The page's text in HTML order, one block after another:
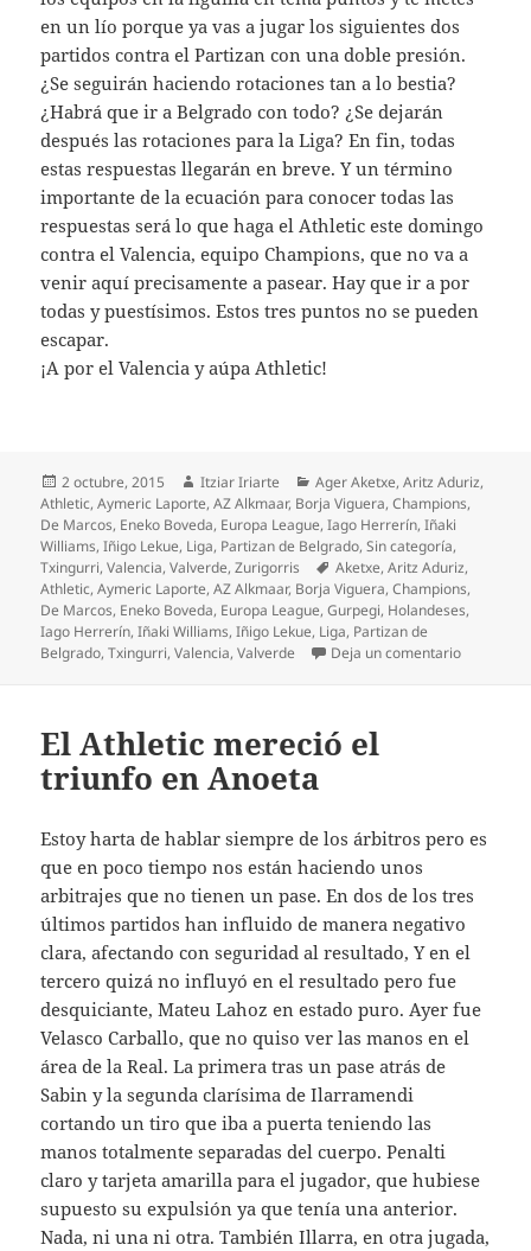
en un lío porque ya vas a jugar los siguientes dos
partidos contra el Partizan con una doble presión.
¿Se seguirán haciendo rotaciones tan a lo bestia?
¿Habrá que ir a Belgrado con todo? ¿Se dejarán
después las rotaciones para la Liga? En fin, todas
estas respuestas llegarán en breve. Y un término
importante de la ecuación para conocer todas las
respuestas será lo que haga el Athletic este domingo
contra el Valencia, equipo Champions, que no va a
venir aquí precisamente a pasear. Hay que ir a por
todas y puestísimos. Estos tres puntos no se pueden
escapar.
¡A por el Valencia y aúpa Athletic!
Publicado
el
2 octubre, 2015 Autor
Itziar Iriarte Categorías
Ager Aketxe,Aritz Aduriz,
Athletic,Aymeric Laporte,AZ Alkmaar, Borja Viguera,Champions,
De Marcos, Eneko Boveda, Europa League,Iago Herrerín,Iñaki
Williams,Iñigo Lekue, Liga, Partizan de Belgrado,Sin categoría,
Txingurri,Valencia,Valverde,Zurigorris Etiquetas
Aketxe,Aritz Aduriz,
Athletic,Aymeric Laporte,AZ Alkmaar, Borja Viguera,Champions,
De Marcos, Eneko Boveda, Europa League,Gurpegi, Holandeses,
Iago Herrerín,Iñaki Williams,Iñigo Lekue, Liga, Partizan de
Belgrado,Txingurri,Valencia,Valverde Deja un comentarioen
El Athletic mereció el
triunfo en Anoeta
Estoy harta de hablar siempre de los árbitros pero es
que en poco tiempo nos están haciendo unos
arbitrajes que no tienen un pase. En dos de los tres
últimos partidos han influido de manera negativo
clara, afectando con seguridad al resultado, Y en el
tercero quizá no influyó en el resultado pero fue
desquiciante, Mateu Lahoz en estado puro. Ayer fue
Velasco Carballo, que no quiso ver las manos en el
área de la Real. La primera tras un pase atrás de
Sabin y la segunda clarísima de Ilarramendi
cortando un tiro que iba a puerta teniendo las
manos totalmente separadas del cuerpo. Penalti
claro y tarjeta amarilla para el jugador, que hubiese
supuesto su expulsión ya que tenía una anterior.
Nada, ni una ni otra. También Illarra, en otra jugada,